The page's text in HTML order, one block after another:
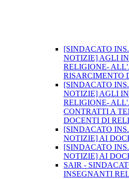
[SINDACATO
NOTIZIE] AGLI
RELIGIONE-
RISARCIMENTO
[SINDACATO
NOTIZIE] AGLI
RELIGIONE-
CONTRATTI A
DOCENTI DI
[SINDACATO
NOTIZIE] AI
[SINDACATO
NOTIZIE] AI
SAIR -
INSEGNANTI